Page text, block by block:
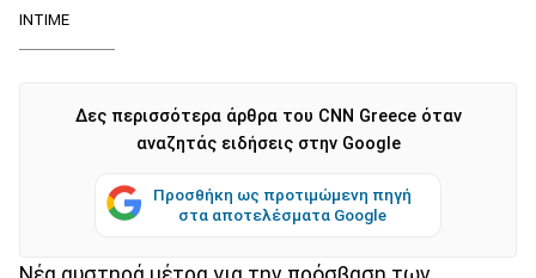
ΙΝΤΙΜΕ
Δες περισσότερα άρθρα του CNN Greece όταν
αναζητάς ειδήσεις στην Google
Προσθήκη ως προτιμώμενη πηγή
στα αποτελέσματα Google